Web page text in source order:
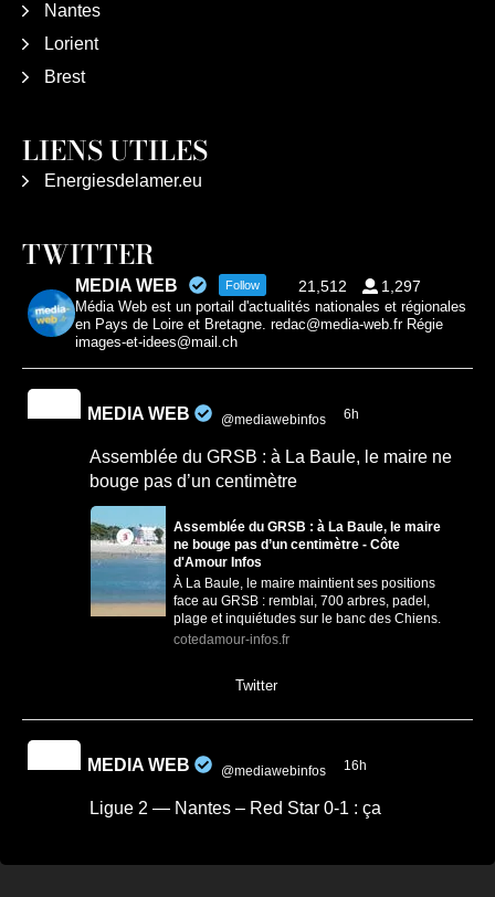
Nantes
Lorient
Brest
LIENS UTILES
Energiesdelamer.eu
TWITTER
MEDIA WEB Follow 21,512 1,297
Média Web est un portail d'actualités nationales et régionales
en Pays de Loire et Bretagne. redac@media-web.fr Régie
images-et-idees@mail.ch
MEDIA WEB @mediawebinfos 6h
Assemblée du GRSB : à La Baule, le maire ne
bouge pas d’un centimètre
Assemblée du GRSB : à La Baule, le maire
ne bouge pas d’un centimètre - Côte
d'Amour Infos
À La Baule, le maire maintient ses positions
face au GRSB : remblai, 700 arbres, padel,
plage et inquiétudes sur le banc des Chiens.
cotedamour-infos.fr
Twitter
MEDIA WEB @mediawebinfos 16h
Ligue 2 — Nantes – Red Star 0-1 : ça